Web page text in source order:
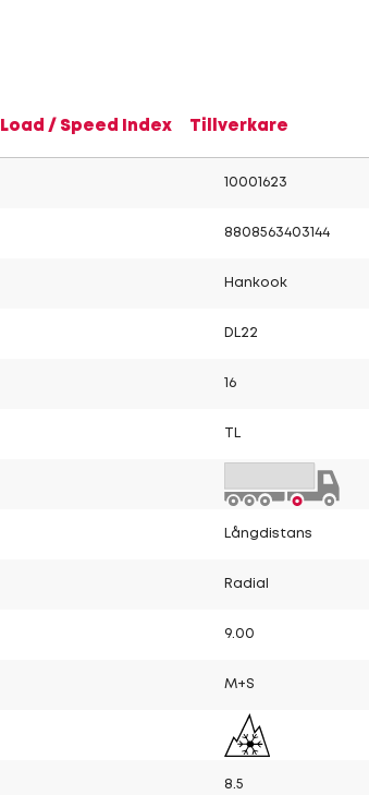
Load / Speed Index Tillverkare
10001623
8808563403144
Hankook
DL22
16
Långdistans
Radial
9.00
M+S
8.5